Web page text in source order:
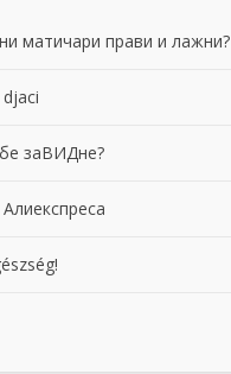
матичари прави и лажни?
заВИДне?